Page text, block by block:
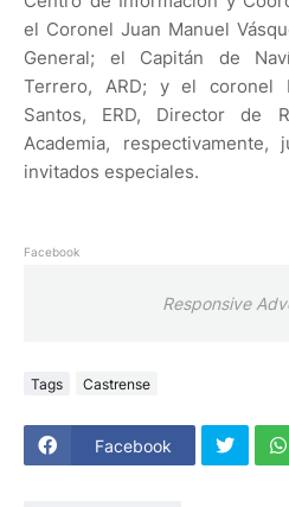
el Coronel Juan Manuel
General; el Capitán de
Terrero, ARD; y el coronel
Santos, ERD, Director de
Academia,
invitados especiales.
Facebook
Responsive
Tags Castrense
Facebook